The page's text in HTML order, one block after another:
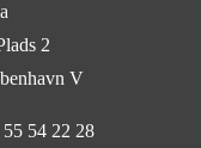
2
V
54 22 28